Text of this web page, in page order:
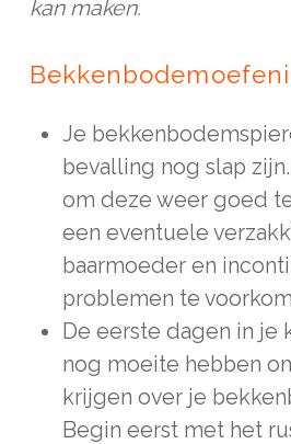
kan maken.
Je
bevalling nog slap
om deze weer goed
een eventuele
baarmoeder en
problemen te
De eerste dagen in je
nog moeite hebben
krijgen over je
Begin eerst met het